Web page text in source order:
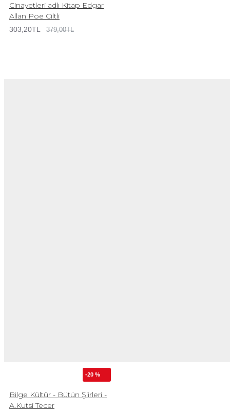
Cinayetleri adlı Kitap Edgar
Allan Poe Ciltli
303,20TL 379,00TL
-20 %
Bilge Kültür - Bütün Şiirleri -
A.Kutsi Tecer